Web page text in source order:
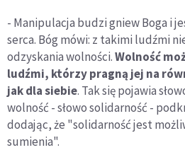
- Manipulacja budzi gniew Boga i
serca. Bóg mówi: z takimi ludźmi
odzyskania wolności.Wolność
ludźmi, którzy pragną jej na
jak dla siebie. Tak się pojawia
wolność - słowo solidarność -
dodając, że "solidarność jest
sumienia".